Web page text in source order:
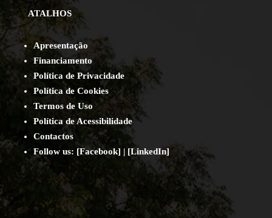
ATALHOS
Apresentação
Financiamento
Política de Privacidade
Política de Cookies
Termos de Uso
Política de Acessibilidade
Contactos
Follow us: [Facebook] | [LinkedIn]